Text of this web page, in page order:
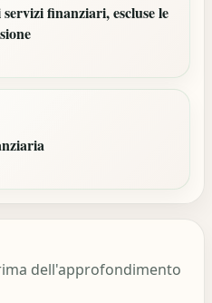
finanziari, escluse le
dell'approfondimento